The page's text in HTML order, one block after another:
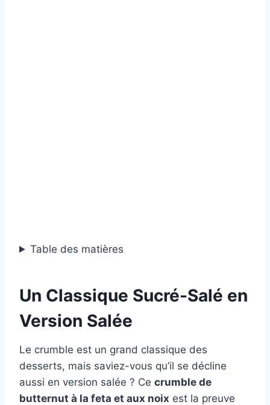
Table des matières
Un Classique Sucré-Salé en
Version Salée
Le crumble est un grand classique des
desserts, mais saviez-vous qu’il se décline
aussi en version salée ? Ce crumble de
butternut à la feta et aux noix est la preuve